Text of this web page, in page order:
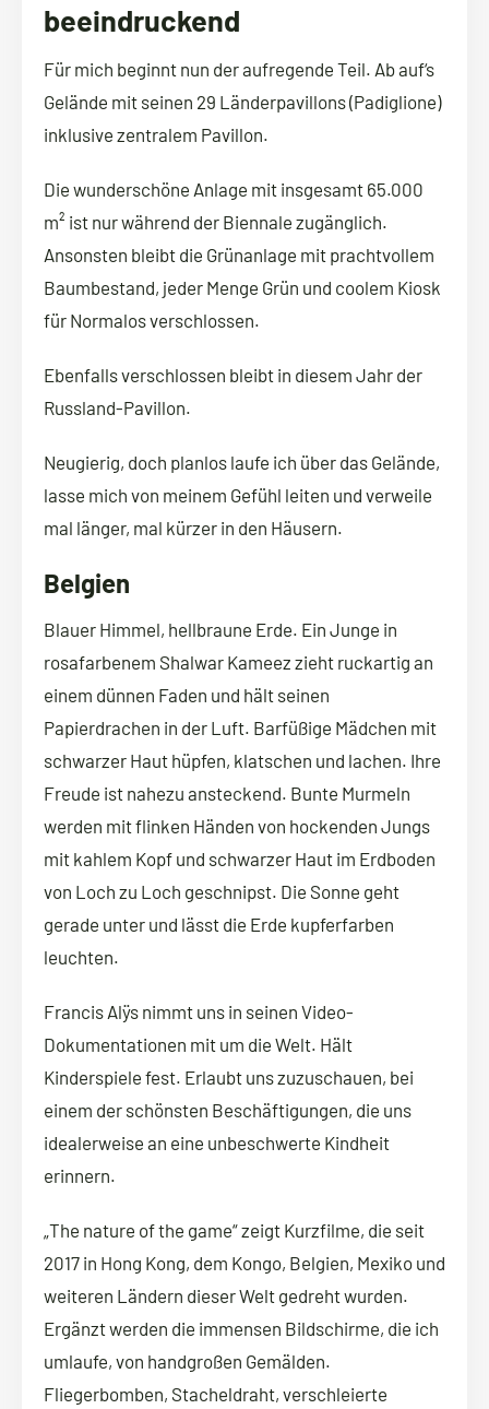
beeindruckend
Für mich beginnt nun der aufregende Teil. Ab auf‘s
Gelände mit seinen 29 Länderpavillons (Padiglione)
inklusive zentralem Pavillon.
Die wunderschöne Anlage mit insgesamt 65.000
m² ist nur während der Biennale zugänglich.
Ansonsten bleibt die Grünanlage mit prachtvollem
Baumbestand, jeder Menge Grün und coolem Kiosk
für Normalos verschlossen.
Ebenfalls verschlossen bleibt in diesem Jahr der
Russland-Pavillon.
Neugierig, doch planlos laufe ich über das Gelände,
lasse mich von meinem Gefühl leiten und verweile
mal länger, mal kürzer in den Häusern.
Belgien
Blauer Himmel, hellbraune Erde. Ein Junge in
rosafarbenem Shalwar Kameez zieht ruckartig an
einem dünnen Faden und hält seinen
Papierdrachen in der Luft. Barfüßige Mädchen mit
schwarzer Haut hüpfen, klatschen und lachen. Ihre
Freude ist nahezu ansteckend. Bunte Murmeln
werden mit flinken Händen von hockenden Jungs
mit kahlem Kopf und schwarzer Haut im Erdboden
von Loch zu Loch geschnipst. Die Sonne geht
gerade unter und lässt die Erde kupferfarben
leuchten.
Francis Alÿs nimmt uns in seinen Video-
Dokumentationen mit um die Welt. Hält
Kinderspiele fest. Erlaubt uns zuzuschauen, bei
einem der schönsten Beschäftigungen, die uns
idealerweise an eine unbeschwerte Kindheit
erinnern.
„The nature of the game“ zeigt Kurzfilme, die seit
2017 in Hong Kong, dem Kongo, Belgien, Mexiko und
weiteren Ländern dieser Welt gedreht wurden.
Ergänzt werden die immensen Bildschirme, die ich
umlaufe, von handgroßen Gemälden.
Fliegerbomben, Stacheldraht, verschleierte